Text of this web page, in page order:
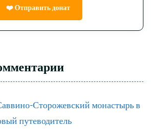
❤️ Отправить донат
Сторожевский монастырь в
путеводитель